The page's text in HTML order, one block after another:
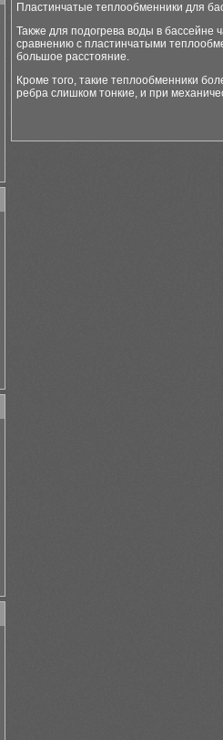
Пластинчатые теплообменники для
Также для подогрева воды в бассейне
сравнению с пластинчатыми
большое расстояние.
Кроме того, такие теплообменники
ребра слишком тонкие, и при